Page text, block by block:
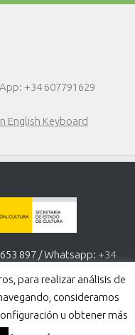
+34 607791629
English Keyboard
653 897 / Whatsapp: +34
de cookies
para realizar análisis de
consideramos
u obtener más